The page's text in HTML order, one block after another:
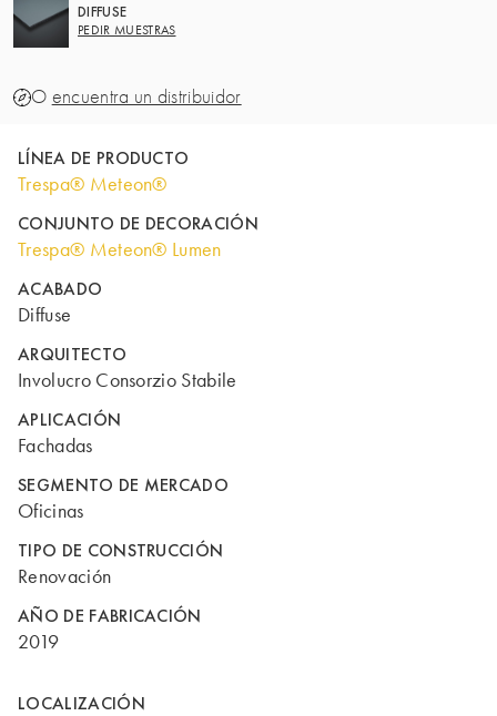
DIFFUSE
PEDIR MUESTRAS
O encuentra un distribuidor
LÍNEA DE PRODUCTO
Trespa® Meteon®
CONJUNTO DE DECORACIÓN
Trespa® Meteon® Lumen
ACABADO
Diffuse
ARQUITECTO
Involucro Consorzio Stabile
APLICACIÓN
Fachadas
SEGMENTO DE MERCADO
Oficinas
TIPO DE CONSTRUCCIÓN
Renovación
AÑO DE FABRICACIÓN
2019
LOCALIZACIÓN